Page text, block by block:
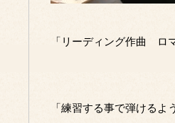
「リーディング作曲 ロ
「練習する事で弾けるよ